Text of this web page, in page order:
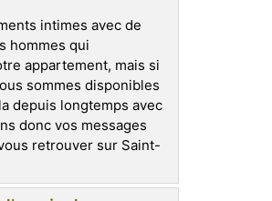
intimes avec de
hommes qui
appartement, mais si
sommes disponibles
depuis longtemps avec
donc vos messages
retrouver sur Saint-